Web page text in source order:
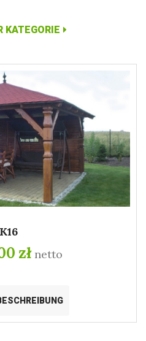
KATEGORIE
K16
zł netto